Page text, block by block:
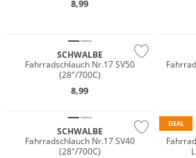
8,99
SCHWALBE
Fahrradschlauch Nr.17 SV50
(28"/700C)
8,99
SCHWALBE
Fahrradschlauch Nr.17 SV40
(28"/700C)
DEAL